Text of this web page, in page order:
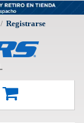
/ Registrarse